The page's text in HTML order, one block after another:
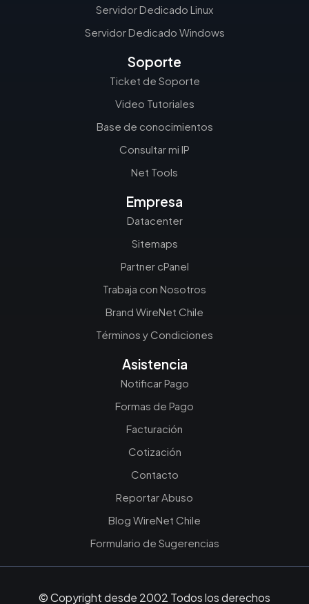
Servidor Dedicado Linux
Servidor Dedicado Windows
Soporte
Ticket de Soporte
Video Tutoriales
Base de conocimientos
Consultar mi IP
Net Tools
Empresa
Datacenter
Sitemaps
Partner cPanel
Trabaja con Nosotros
Brand WireNet Chile
Términos y Condiciones
Asistencia
Notificar Pago
Formas de Pago
Facturación
Cotización
Contacto
Reportar Abuso
Blog WireNet Chile
Formulario de Sugerencias
© Copyright desde 2002 Todos los derechos